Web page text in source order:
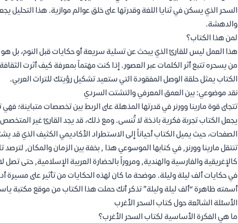
السحر الذي يسكن في ثنايا اللغة وقدرتها على خلق عوالم موازية. هذا التحليل
والدهشة.
لمن هذا الكتاب؟
هذا العمل ليس للقارئ الذي يبحث عن تسلية سريعة أو حكايات قبل النوم، بل
من يسحره تتبع أثر الكلمات عبر العصور. إذا كنت مهتماً بمعرفة كيف أثرت
الكتاب يمثل حلقة الوصل المفقودة التي ستعيد تشكيل رؤيتك للتراث العربي.
نقد موضوعي: بين العمق المعرفي والتشتت السردي
تتجلى قوة مارينا وورنر في قدرتها المذهلة على الربط بين تخصصات متباينة؛ فهي
يجعل الكتاب تجربة فكرية باذخة لا تُنسى. ومع ذلك، قد يجد القارئ غير
الصفحات، حيث يميل الكتاب أحياناً إلى الاستطراد الأكاديمي الكثيف الذي قد
تنتقل مارينا وورنر, في كتابها الموسوعي هذا , بخفة بين الزمان والمكان, لترصد
كالإغريقية والفارسية والهندية, ومروراً بالحضارة العربية الإسلامية, حتى تصل
في حكايات ألف ليلة وليلة. موضحة ما كان لهذه الحكايات من تأثير على مسيرة
أسمته ظاهرة “ألف ليلة وليلة” تذكر أنك حملت هذا الكتاب من موقع مكتبة
الأسئلة الشائعة حول كتاب السحر الأغرب
ما هي الفكرة الأساسية لكتاب السحر الأغرب؟